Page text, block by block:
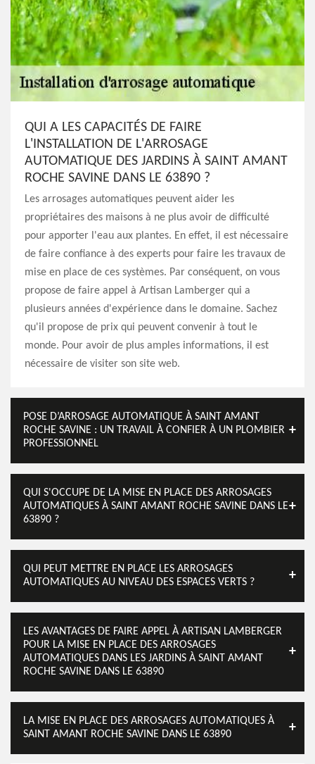
QUI A LES CAPACITÉS DE FAIRE
L'INSTALLATION DE L'ARROSAGE
AUTOMATIQUE DES JARDINS À SAINT AMANT
ROCHE SAVINE DANS LE 63890 ?
Les arrosages automatiques peuvent aider les
propriétaires des maisons à ne plus avoir de difficulté
pour apporter l'eau aux plantes. En effet, il est nécessaire
de faire confiance à des experts pour faire les travaux de
mise en place de ces systèmes. Par conséquent, on vous
propose de faire appel à Artisan Lamberger qui a
plusieurs années d'expérience dans le domaine. Sachez
qu'il propose de prix qui peuvent convenir à tout le
monde. Pour avoir de plus amples informations, il est
nécessaire de visiter son site web.
POSE D’ARROSAGE AUTOMATIQUE À SAINT AMANT
ROCHE SAVINE : UN TRAVAIL À CONFIER À UN PLOMBIER
PROFESSIONNEL
QUI S'OCCUPE DE LA MISE EN PLACE DES ARROSAGES
AUTOMATIQUES À SAINT AMANT ROCHE SAVINE DANS LE
63890 ?
QUI PEUT METTRE EN PLACE LES ARROSAGES
AUTOMATIQUES AU NIVEAU DES ESPACES VERTS ?
LES AVANTAGES DE FAIRE APPEL À ARTISAN LAMBERGER
POUR LA MISE EN PLACE DES ARROSAGES
AUTOMATIQUES DANS LES JARDINS À SAINT AMANT
ROCHE SAVINE DANS LE 63890
LA MISE EN PLACE DES ARROSAGES AUTOMATIQUES À
SAINT AMANT ROCHE SAVINE DANS LE 63890